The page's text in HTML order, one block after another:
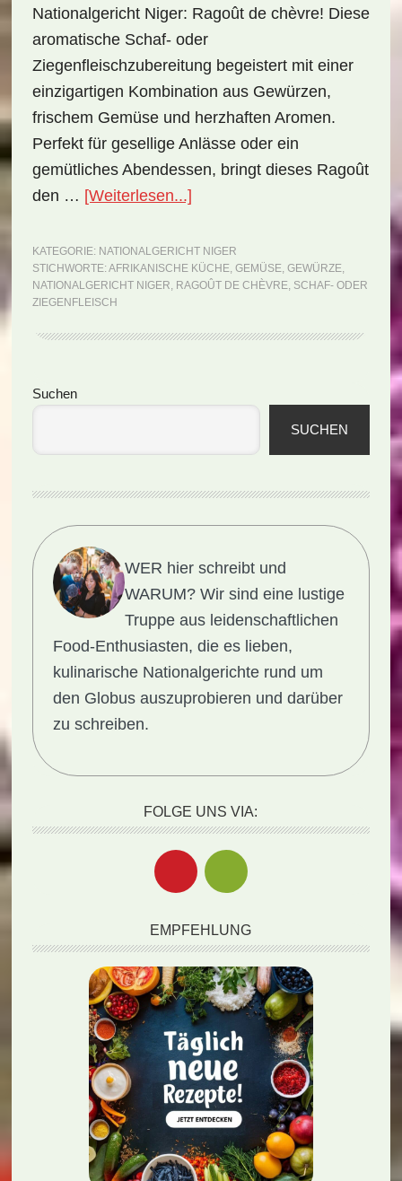
Nationalgericht Niger: Ragoût de chèvre! Diese
aromatische Schaf- oder
Ziegenfleischzubereitung begeistert mit einer
einzigartigen Kombination aus Gewürzen,
frischem Gemüse und herzhaften Aromen.
Perfekt für gesellige Anlässe oder ein
gemütliches Abendessen, bringt dieses Ragoût
den … [Weiterlesen...]ÜberNationalgericht
Ragoût
de
KATEGORIE: NATIONALGERICHT NIGER
STICHWORTE: AFRIKANISCHE KÜCHE, GEMÜSE, GEWÜRZE,
NATIONALGERICHT NIGER, RAGOÛT DE CHÈVRE, SCHAF- ODER
ZIEGENFLEISCH
Seitenspalte
Suchen
SUCHEN
WER hier schreibt und
WARUM? Wir sind eine lustige
Truppe aus leidenschaftlichen
Food-Enthusiasten, die es lieben,
kulinarische Nationalgerichte rund um
den Globus auszuprobieren und darüber
zu schreiben.
FOLGE UNS VIA:
EMPFEHLUNG